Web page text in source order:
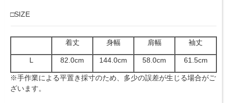
□SIZE
着丈 身幅 肩幅 袖丈
L 82.0cm 144.0cm 58.0cm 61.5cm
※手作業による平置き採寸のため、多少の誤差が生じる場合がご
ざいます。